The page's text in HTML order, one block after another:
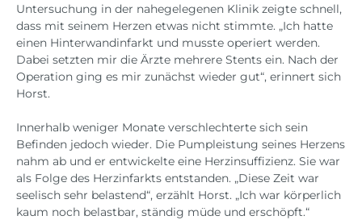
Untersuchung in der nahegelegenen Klinik zeigte schnell,
dass mit seinem Herzen etwas nicht stimmte. „Ich hatte
einen Hinterwandinfarkt und musste operiert werden.
Dabei setzten mir die Ärzte mehrere Stents ein. Nach der
Operation ging es mir zunächst wieder gut“, erinnert sich
Horst.
Innerhalb weniger Monate verschlechterte sich sein
Befinden jedoch wieder. Die Pumpleistung seines Herzens
nahm ab und er entwickelte eine Herzinsuffizienz. Sie war
als Folge des Herzinfarkts entstanden. „Diese Zeit war
seelisch sehr belastend“, erzählt Horst. „Ich war körperlich
kaum noch belastbar, ständig müde und erschöpft.“